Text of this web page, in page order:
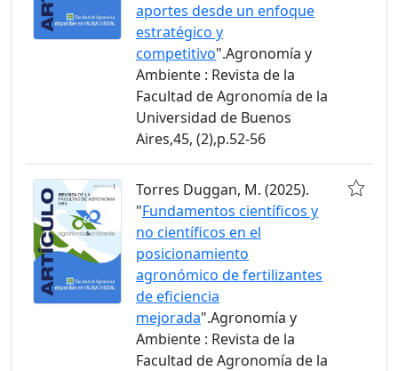
aportes desde un enfoque
estratégico y
competitivo".Agronomía y
Ambiente : Revista de la
Facultad de Agronomía de la
Universidad de Buenos
Aires,45, (2),p.52-56
Torres Duggan, M. (2025).
"Fundamentos científicos y
no científicos en el
posicionamiento
agronómico de fertilizantes
de eficiencia
mejorada".Agronomía y
Ambiente : Revista de la
Facultad de Agronomía de la